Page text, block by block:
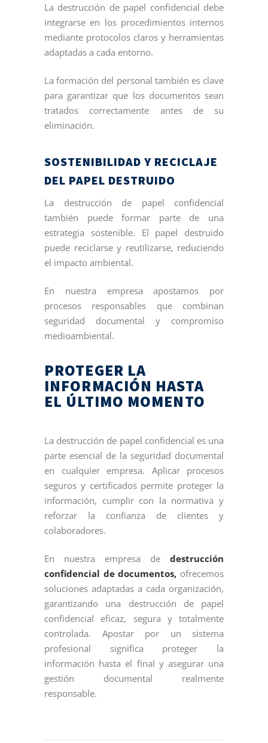
La destrucción de papel confidencial debe
integrarse en los procedimientos internos
mediante protocolos claros y herramientas
adaptadas a cada entorno.
La formación del personal también es clave
para garantizar que los documentos sean
tratados correctamente antes de su
eliminación.
SOSTENIBILIDAD Y RECICLAJE
DEL PAPEL DESTRUIDO
La destrucción de papel confidencial
también puede formar parte de una
estrategia sostenible. El papel destruido
puede reciclarse y reutilizarse, reduciendo
el impacto ambiental.
En nuestra empresa apostamos por
procesos responsables que combinan
seguridad documental y compromiso
medioambiental.
PROTEGER LA
INFORMACIÓN HASTA
EL ÚLTIMO MOMENTO
La destrucción de papel confidencial es una
parte esencial de la seguridad documental
en cualquier empresa. Aplicar procesos
seguros y certificados permite proteger la
información, cumplir con la normativa y
reforzar la confianza de clientes y
colaboradores.
En nuestra empresa de destrucción
confidencial de documentos, ofrecemos
soluciones adaptadas a cada organización,
garantizando una destrucción de papel
confidencial eficaz, segura y totalmente
controlada. Apostar por un sistema
profesional significa proteger la
información hasta el final y asegurar una
gestión documental realmente
responsable.